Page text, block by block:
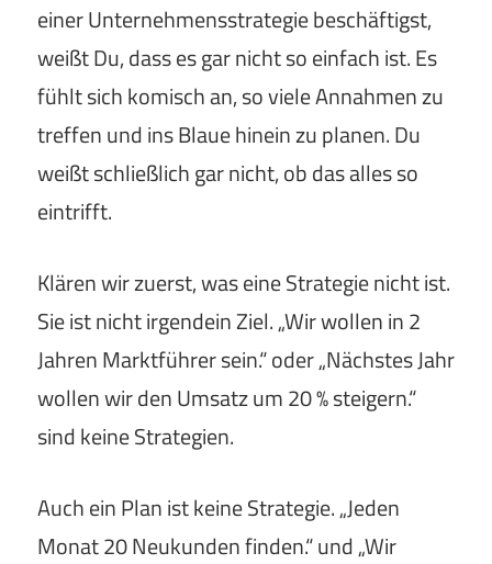
einer Unternehmensstrategie beschäftigst,
weißt Du, dass es gar nicht so einfach ist. Es
fühlt sich komisch an, so viele Annahmen zu
treffen und ins Blaue hinein zu planen. Du
weißt schließlich gar nicht, ob das alles so
eintrifft.
Klären wir zuerst, was eine Strategie nicht ist.
Sie ist nicht irgendein Ziel. „Wir wollen in 2
Jahren Marktführer sein.“ oder „Nächstes Jahr
wollen wir den Umsatz um 20 % steigern.“
sind keine Strategien.
Auch ein Plan ist keine Strategie. „Jeden
Monat 20 Neukunden finden.“ und „Wir